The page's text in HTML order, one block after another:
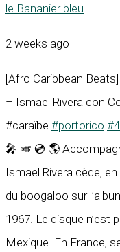
le Bananier bleu
2 weeks ago
[Afro Caribbean
– Ismael Rivera con
#caraïbe #portorico
🎤 🎺 💿 🌎
Ismael Rivera cède,
du boogaloo sur
1967. Le disque n’est
Mexique. En France,